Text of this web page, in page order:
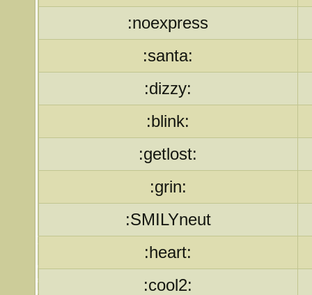
:noexpress
:santa:
:dizzy:
:blink:
:getlost:
:grin:
:SMILYneut
:heart:
:cool2: